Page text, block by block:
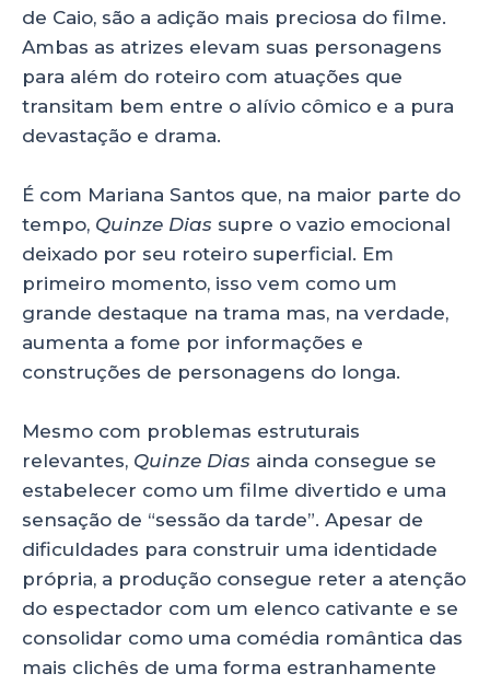
de Caio, são a adição mais preciosa do filme.
Ambas as atrizes elevam suas personagens
para além do roteiro com atuações que
transitam bem entre o alívio cômico e a pura
devastação e drama.
É com Mariana Santos que, na maior parte do
tempo, Quinze Dias supre o vazio emocional
deixado por seu roteiro superficial. Em
primeiro momento, isso vem como um
grande destaque na trama mas, na verdade,
aumenta a fome por informações e
construções de personagens do longa.
Mesmo com problemas estruturais
relevantes, Quinze Dias ainda consegue se
estabelecer como um filme divertido e uma
sensação de “sessão da tarde”. Apesar de
dificuldades para construir uma identidade
própria, a produção consegue reter a atenção
do espectador com um elenco cativante e se
consolidar como uma comédia romântica das
mais clichês de uma forma estranhamente